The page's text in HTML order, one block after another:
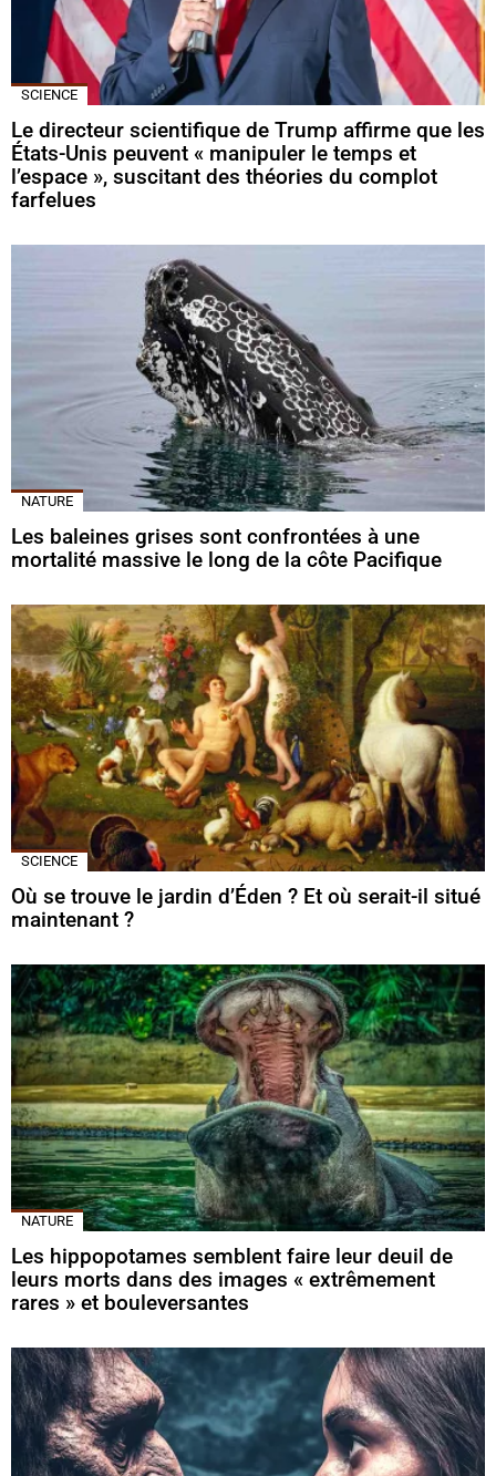
SCIENCE
Le directeur scientifique de Trump affirme que les
États-Unis peuvent « manipuler le temps et
l’espace », suscitant des théories du complot
farfelues
NATURE
Les baleines grises sont confrontées à une
mortalité massive le long de la côte Pacifique
SCIENCE
Où se trouve le jardin d’Éden ? Et où serait-il situé
maintenant ?
NATURE
Les hippopotames semblent faire leur deuil de
leurs morts dans des images « extrêmement
rares » et bouleversantes